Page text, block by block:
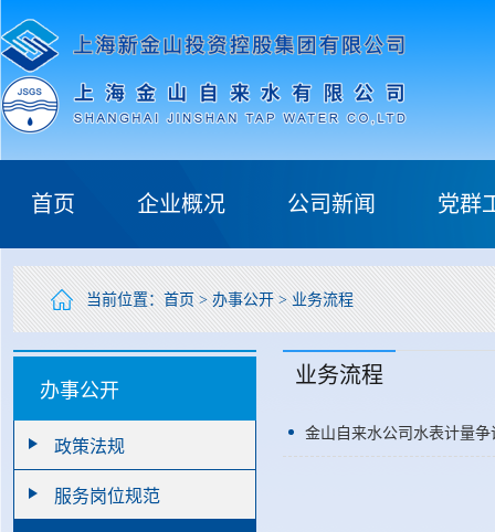
首页 企业概况 公司新闻 党群
当前位置： 首页>办事公开 >业务流程
办事公开
政策法规
服务岗位规范
业务流程
金山自来水公司水表计量